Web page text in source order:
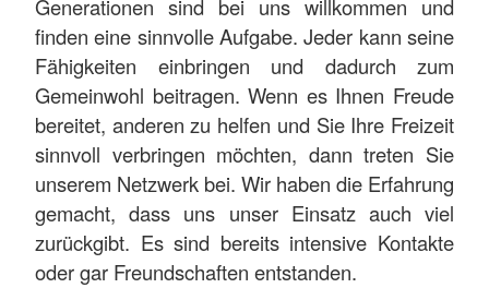
Generationen sind bei uns willkommen und
finden eine sinnvolle Aufgabe. Jeder kann seine
Fähigkeiten einbringen und dadurch zum
Gemeinwohl beitragen. Wenn es Ihnen Freude
bereitet, anderen zu helfen und Sie Ihre Freizeit
sinnvoll verbringen möchten, dann treten Sie
unserem Netzwerk bei. Wir haben die Erfahrung
gemacht, dass uns unser Einsatz auch viel
zurückgibt. Es sind bereits intensive Kontakte
oder gar Freundschaften entstanden.